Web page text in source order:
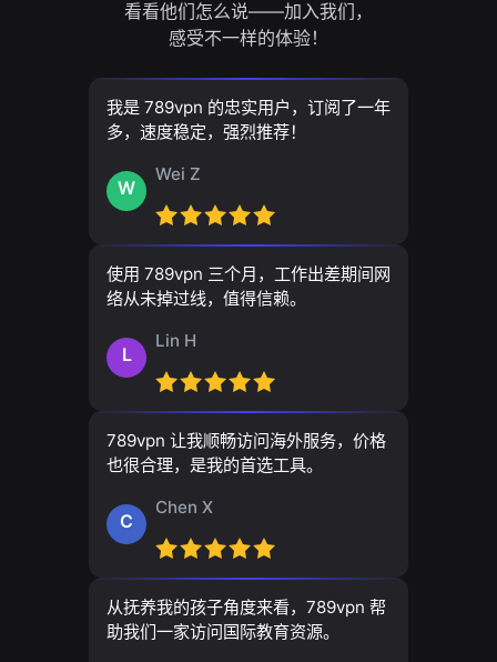
看看他们怎么说——加入我们，
感受不一样的体验！
我是 789vpn 的忠实用户，订阅了一年
多，速度稳定，强烈推荐！
W
Wei Z
使用 789vpn 三个月，工作出差期间网
络从未掉过线，值得信赖。
L
Lin H
789vpn 让我顺畅访问海外服务，价格
也很合理，是我的首选工具。
C
Chen X
从抚养我的孩子角度来看，789vpn 帮
助我们一家访问国际教育资源。